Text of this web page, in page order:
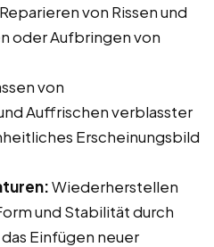
Reparieren von Rissen und
oder Aufbringen von
von
Auffrischen verblasster
Erscheinungsbild
Wiederherstellen
und Stabilität durch
Einfügen neuer